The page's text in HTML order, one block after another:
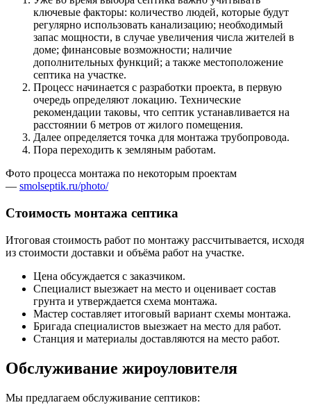
ключевые факторы: количество людей, которые будут
регулярно использовать канализацию; необходимый
запас мощности, в случае увеличения числа жителей в
доме; финансовые возможности; наличие
дополнительных функций; а также местоположение
септика на участке.
Процесс начинается с разработки проекта, в первую
очередь определяют локацию. Технические
рекомендации таковы, что септик устанавливается на
расстоянии 6 метров от жилого помещения.
Далее определяется точка для монтажа трубопровода.
Пора переходить к земляным работам.
Фото процесса монтажа по некоторым проектам
— smolseptik.ru/photo/
Стоимость монтажа септика
Итоговая стоимость работ по монтажу рассчитывается, исходя
из стоимости доставки и объёма работ на участке.
Цена обсуждается с заказчиком.
Специалист выезжает на место и оценивает состав
грунта и утверждается схема монтажа.
Мастер составляет итоговый вариант схемы монтажа.
Бригада специалистов выезжает на место для работ.
Станция и материалы доставляются на место работ.
Обслуживание жироуловителя
Мы предлагаем обслуживание септиков: